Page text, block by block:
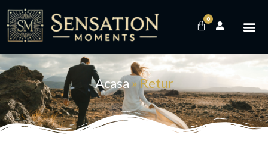
0
Acasa»Retur